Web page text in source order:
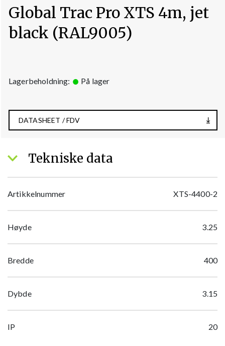
Global Trac Pro XTS 4m, jet
black (RAL9005)
Lagerbeholdning: På lager
DATASHEET / FDV
Tekniske data
Artikkelnummer XTS-4400-2
Høyde 3.25
Bredde 400
Dybde 3.15
IP 20